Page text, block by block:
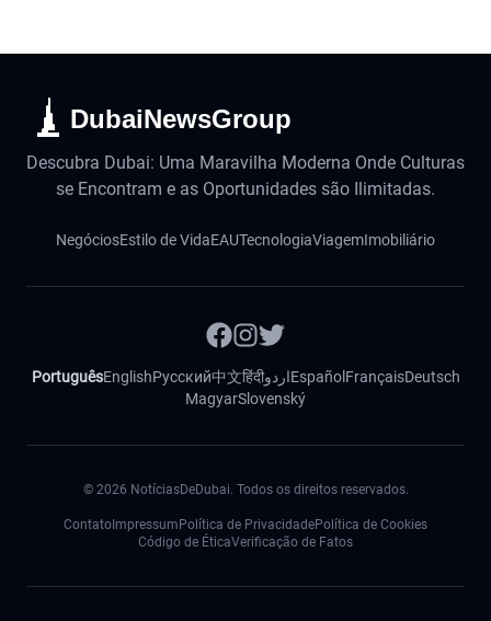
DubaiNewsGroup
Descubra Dubai: Uma Maravilha Moderna Onde Culturas
se Encontram e as Oportunidades são Ilimitadas.
NegóciosEstilo de VidaEAUTecnologiaViagemImobiliário
PortuguêsEnglishРусский中文हिंदीاردوEspañol FrançaisDeutsch
MagyarSlovenský
© 2026 NotíciasDeDubai. Todos os direitos reservados.
Contato Impressum Política de PrivacidadePolítica de Cookies
Código de ÉticaVerificação de Fatos